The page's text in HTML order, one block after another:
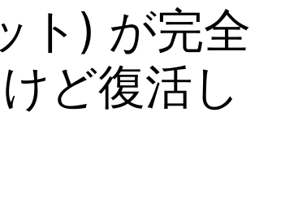
ト) が完全
ど復活し